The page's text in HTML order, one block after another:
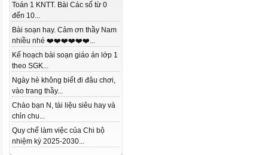
Toán 1 KNTT. Bài Các số từ 0
đến 10...
Bài soạn hay. Cảm ơn thầy Nam
nhiều nhé ❤️❤️❤️❤️❤️❤️...
Kế hoạch bài soạn giáo án lớp 1
theo SGK...
Ngày hè không biết đi đâu chơi,
vào trang thầy...
Chào bạn N, tài liệu siêu hay và
chỉn chu...
Quy chế làm việc của Chi bộ
nhiệm kỳ 2025-2030...